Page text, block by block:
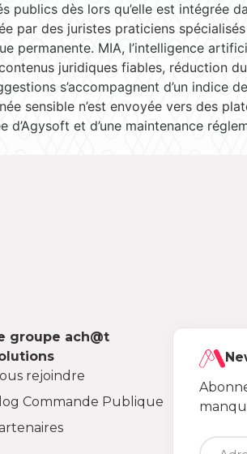
publics dès lors qu’elle est intégrée
par des juristes praticiens
permanente. MIA, l’intelligence
juridiques fiables, réduction
s’accompagnent d’un indice
sensible n’est envoyée vers des
et d’une maintenance
groupe ach@t
rejoindre
Commande Publique